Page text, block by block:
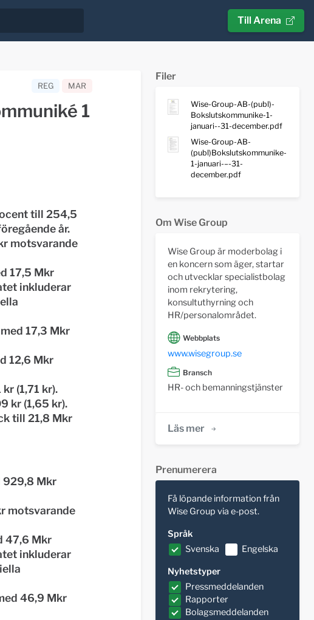
Till Arena
REG MAR
1
till 254,5
år.
motsvarande
17,5 Mkr
inkluderar
17,3 Mkr
12,6 Mkr
(1,71 kr).
kr (1,65 kr).
till 21,8 Mkr
929,8 Mkr
motsvarande
47,6 Mkr
inkluderar
46,9 Mkr
Filer
Wise-Group-AB-(publ)-
Bokslutskommunike-1-
januari--31-december.pdf
Wise-Group-AB-
(publ)Bokslutskommunike-
1-januari-–-31-
december.pdf
Om Wise Group
Wise Group är moderbolag i
en koncern som äger, startar
och utvecklar specialistbolag
inom rekrytering,
konsultuthyrning och
HR/personalområdet.
Webbplats
www.wisegroup.se
Bransch
HR- och bemanningstjänster
Läs mer
Prenumerera
Få löpande information från
Wise Group via e-post.
Språk
Svenska
Engelska
Nyhetstyper
Pressmeddelanden
Rapporter
Bolagsmeddelanden